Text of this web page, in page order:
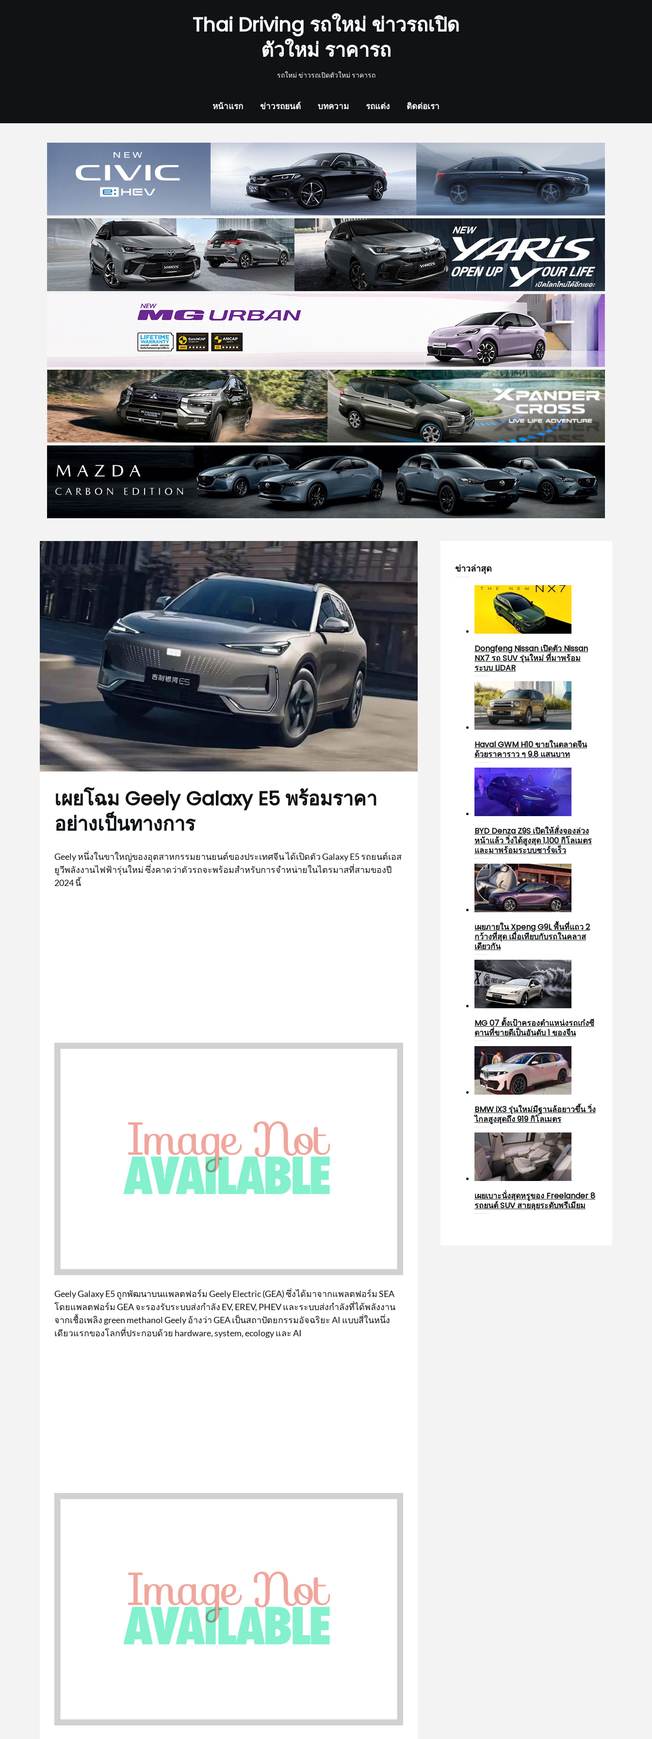
Thai Driving รถใหม่ ข่าวรถเปิด
ตัวใหม่ ราคารถ
รถใหม่ ข่าวรถเปิดตัวใหม่ ราคารถ
หน้าแรก ข่าวรถยนต์ บทความ รถแต่ง ติดต่อเรา
เผยโฉม Geely Galaxy E5 พร้อมราคา
อย่างเป็นทางการ
Geely หนึ่งในขาใหญ่ของอุตสาหกรรมยานยนต์ของประเทศจีน ได้เปิดตัว Galaxy E5 รถยนต์เอส
ยูวีพลังงานไฟฟ้ารุ่นใหม่ ซึ่งคาดว่าตัวรถจะพร้อมสำหรับการจำหน่ายในไตรมาสที่สามของปี
2024 นี้
Geely Galaxy E5 ถูกพัฒนาบนแพลตฟอร์ม Geely Electric (GEA) ซึ่งได้มาจากแพลตฟอร์ม SEA
โดยแพลตฟอร์ม GEA จะรองรับระบบส่งกำลัง EV, EREV, PHEV และระบบส่งกำลังที่ได้พลังงาน
จากเชื้อเพลิง green methanol Geely อ้างว่า GEA เป็นสถาปัตยกรรมอัจฉริยะ AI แบบสี่ในหนึ่ง
เดียวแรกของโลกที่ประกอบด้วย hardware, system, ecology และ AI
ข่าวล่าสุด
Dongfeng Nissan เปิดตัว Nissan
NX7 รถ SUV รุ่นใหม่ ที่มาพร้อม
ระบบ LiDAR
Haval GWM H10 ขายในตลาดจีน
ด้วยราคาราว ๆ 9.8 แสนบาท
BYD Denza Z9S เปิดให้สั่งจองล่วง
หน้าแล้ว วิ่งได้สูงสุด 1,100 กิโลเมตร
และมาพร้อมระบบชาร์จเร็ว
เผยภายใน Xpeng G9L พื้นที่แถว 2
กว้างที่สุด เมื่อเทียบกับรถในคลาส
เดียวกัน
MG 07 ตั้งเป้าครองตำแหน่งรถเก๋งซี
ดานที่ขายดีเป็นอันดับ 1 ของจีน
BMW iX3 รุ่นใหม่มีฐานล้อยาวขึ้น วิ่ง
ไกลสูงสุดถึง 919 กิโลเมตร
เผยเบาะนั่งสุดหรูของ Freelander 8
รถยนต์ SUV สายลุยระดับพรีเมียม